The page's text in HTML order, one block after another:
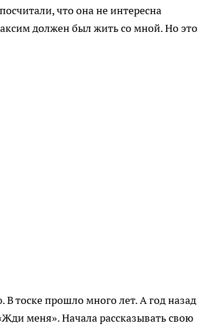
что она не интересна
должен был жить со мной. Но это
В тоске прошло много лет. А год назад
меня». Начала рассказывать свою